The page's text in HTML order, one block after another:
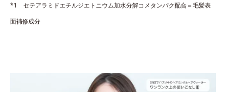
*1 セテアラミドエチルジエトニウム加水分解コメタンパク配合＝毛髪表
面補修成分